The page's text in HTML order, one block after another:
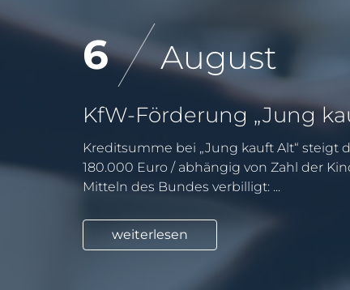
6 August
Kreditsumme bei „Jung kauft Alt“ steigt
180.000 Euro / abhängig von Zahl der
Mitteln des Bundes verbilligt: ...
weiterlesen